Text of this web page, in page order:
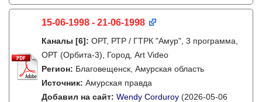
15-06-1998 - 21-06-1998
Каналы [6]: ОРТ, РТР / ГТРК "Амур", 3 программа,
ОРТ (Орбита-3), Город, Art Video
Регион: Благовещенск, Амурская область
Источник: Амурская правда
Добавил на сайт: Wendy Corduroy (2026-05-06